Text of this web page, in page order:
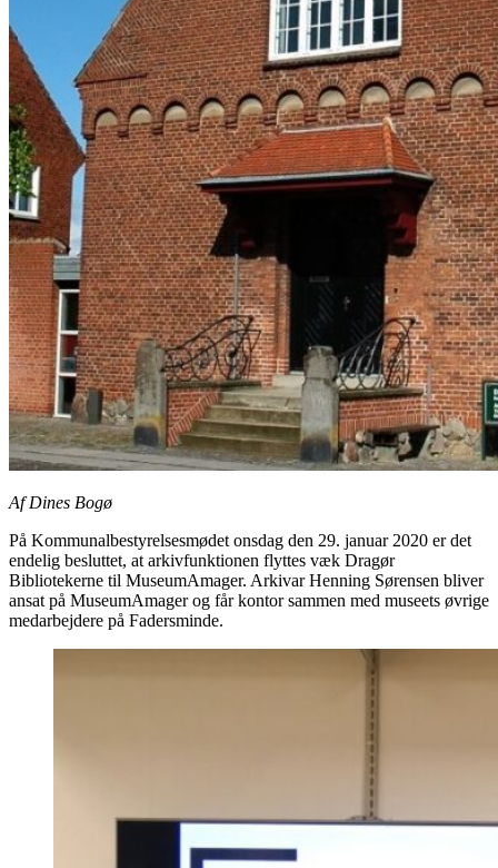
Af Dines Bogø
På Kommunalbestyrelsesmødet onsdag den 29. januar 2020 er det
endelig besluttet, at arkivfunktionen flyttes væk Dragør
Bibliotekerne til MuseumAmager. Arkivar Henning Sørensen bliver
ansat på MuseumAmager og får kontor sammen med museets øvrige
medarbejdere på Fadersminde.